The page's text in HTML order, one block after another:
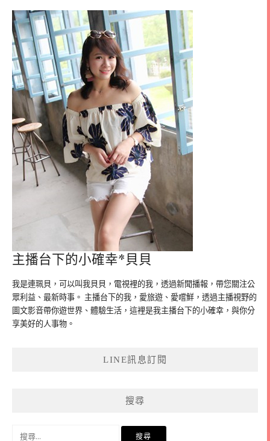
主播台下的小確幸*貝貝
我是連珮貝，可以叫我貝貝，電視裡的我，透過新聞播報，帶您關注公
眾利益、最新時事。 主播台下的我，愛旅遊、愛嚐鮮，透過主播視野的
圖文影音帶你遊世界、體驗生活，這裡是我主播台下的小確幸，與你分
享美好的人事物。
LINE訊息訂閱
搜尋